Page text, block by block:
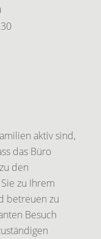
aktiv sind,
das Büro
den
zu Ihrem
betreuen zu
Besuch